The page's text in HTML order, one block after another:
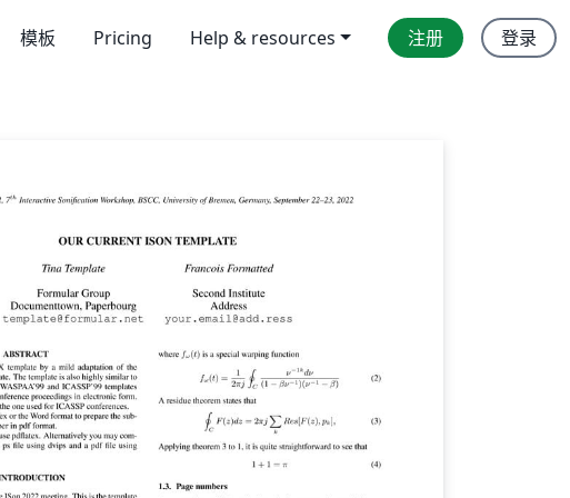
模板 Pricing Help & resources 注册 登录